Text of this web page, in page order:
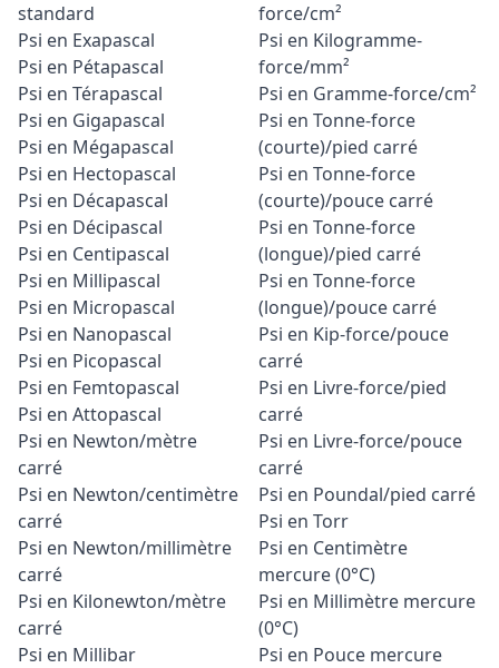
standard
Psi en Exapascal
Psi en Pétapascal
Psi en Térapascal
Psi en Gigapascal
Psi en Mégapascal
Psi en Hectopascal
Psi en Décapascal
Psi en Décipascal
Psi en Centipascal
Psi en Millipascal
Psi en Micropascal
Psi en Nanopascal
Psi en Picopascal
Psi en Femtopascal
Psi en Attopascal
Psi en Newton/mètre
carré
Psi en Newton/centimètre
carré
Psi en Newton/millimètre
carré
Psi en Kilonewton/mètre
carré
Psi en Millibar
force/cm²
Psi en Kilogramme-
force/mm²
Psi en Gramme-force/cm²
Psi en Tonne-force
(courte)/pied carré
Psi en Tonne-force
(courte)/pouce carré
Psi en Tonne-force
(longue)/pied carré
Psi en Tonne-force
(longue)/pouce carré
Psi en Kip-force/pouce
carré
Psi en Livre-force/pied
carré
Psi en Livre-force/pouce
carré
Psi en Poundal/pied carré
Psi en Torr
Psi en Centimètre
mercure (0°C)
Psi en Millimètre mercure
(0°C)
Psi en Pouce mercure